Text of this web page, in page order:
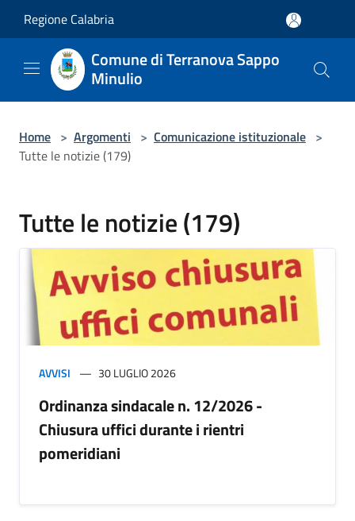
Regione Calabria
Comune di Terranova Sappo
Minulio
Home > Argomenti > Comunicazione istituzionale >
Tutte le notizie (179)
Tutte le notizie (179)
AVVISI 30 LUGLIO 2026
Ordinanza sindacale n. 12/2026 -
Chiusura uffici durante i rientri
pomeridiani